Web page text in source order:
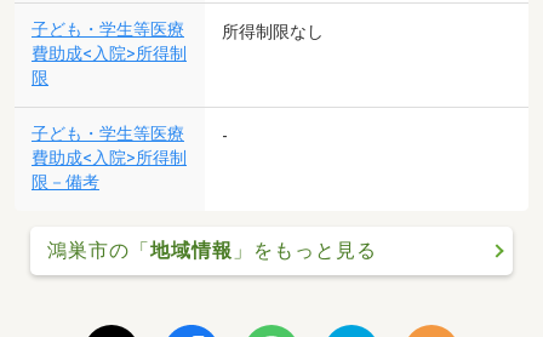
子ども・学生等医療
費助成<入院>所得制
限
所得制限なし
子ども・学生等医療
費助成<入院>所得制
限－備考
-
鴻巣市の「 地域情報 」をもっと見る